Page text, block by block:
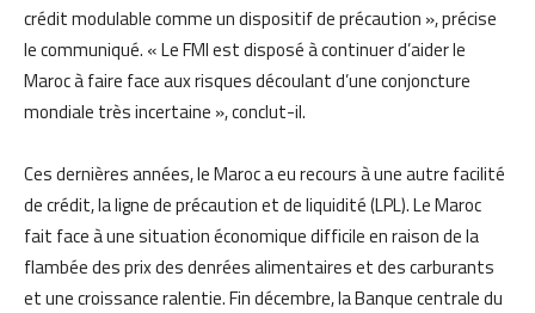
crédit modulable comme un dispositif de précaution », précise
le communiqué. « Le FMI est disposé à continuer d’aider le
Maroc à faire face aux risques découlant d’une conjoncture
mondiale très incertaine », conclut-il.
Ces dernières années, le Maroc a eu recours à une autre facilité
de crédit, la ligne de précaution et de liquidité (LPL). Le Maroc
fait face à une situation économique difficile en raison de la
flambée des prix des denrées alimentaires et des carburants
et une croissance ralentie. Fin décembre, la Banque centrale du